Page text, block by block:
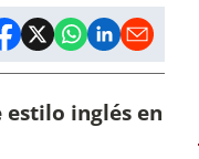
inglés en